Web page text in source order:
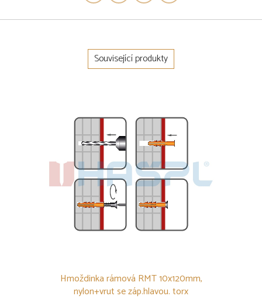
Související produkty
Hmoždinka rámová RMT 10x120mm,
nylon+vrut se záp.hlavou. torx